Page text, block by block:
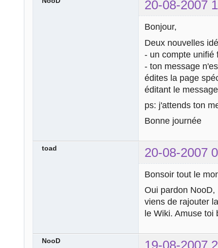
20-08-2007
Bonjour,
Deux nouvelles
- un compte unifié
- ton message
édites la page
éditant le
ps: j'attends ton
Bonne journée
toad 20-08-2007
Bonsoir tout le
Oui pardon
viens de rajouter
le Wiki. Amuse toi
NooD 19-08-2007